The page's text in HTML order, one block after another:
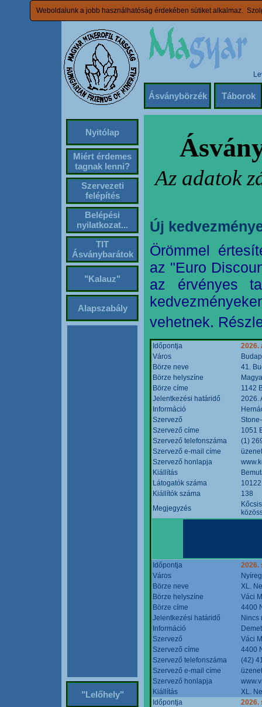
Weboldalunk a jobb használhatóság érdekében sütiket alkalmaz.
Ásványbörzék Táborok
Nyitólap
Miért érdemes
tagnak lenni?
Szervezeti
felépítés
Belépési
nyilatkozat...
TIT
Ásványbarátok
"Kalauz"
Alapszabály
"Lelőhely"
Az adatok
Új
Örömmel
az "Euro
az érvényes
vehetnek.
Időpontja
2026.
Város
Börze neve
41.
Börze helyszíne
Börze címe
1142
Jelentkezési határidő
2026.
Információ
Szervező
Szervező címe
1051
Szervező telefonszáma
(1)
Szervező e-mail címe
Szervező honlapja
Kiállítás
Látogatók száma
10122
Kiállítók száma
138
Megjegyzés
Időpontja
2026.
Város
Börze neve
XL.
Börze helyszíne
Váci
Börze címe
4400
Jelentkezési határidő
Nincs
Információ
Szervező
Váci
Szervező címe
4400
Szervező telefonszáma
(42)
Szervező e-mail címe
Szervező honlapja
Kiállítás
XL.
Időpontja
2026.